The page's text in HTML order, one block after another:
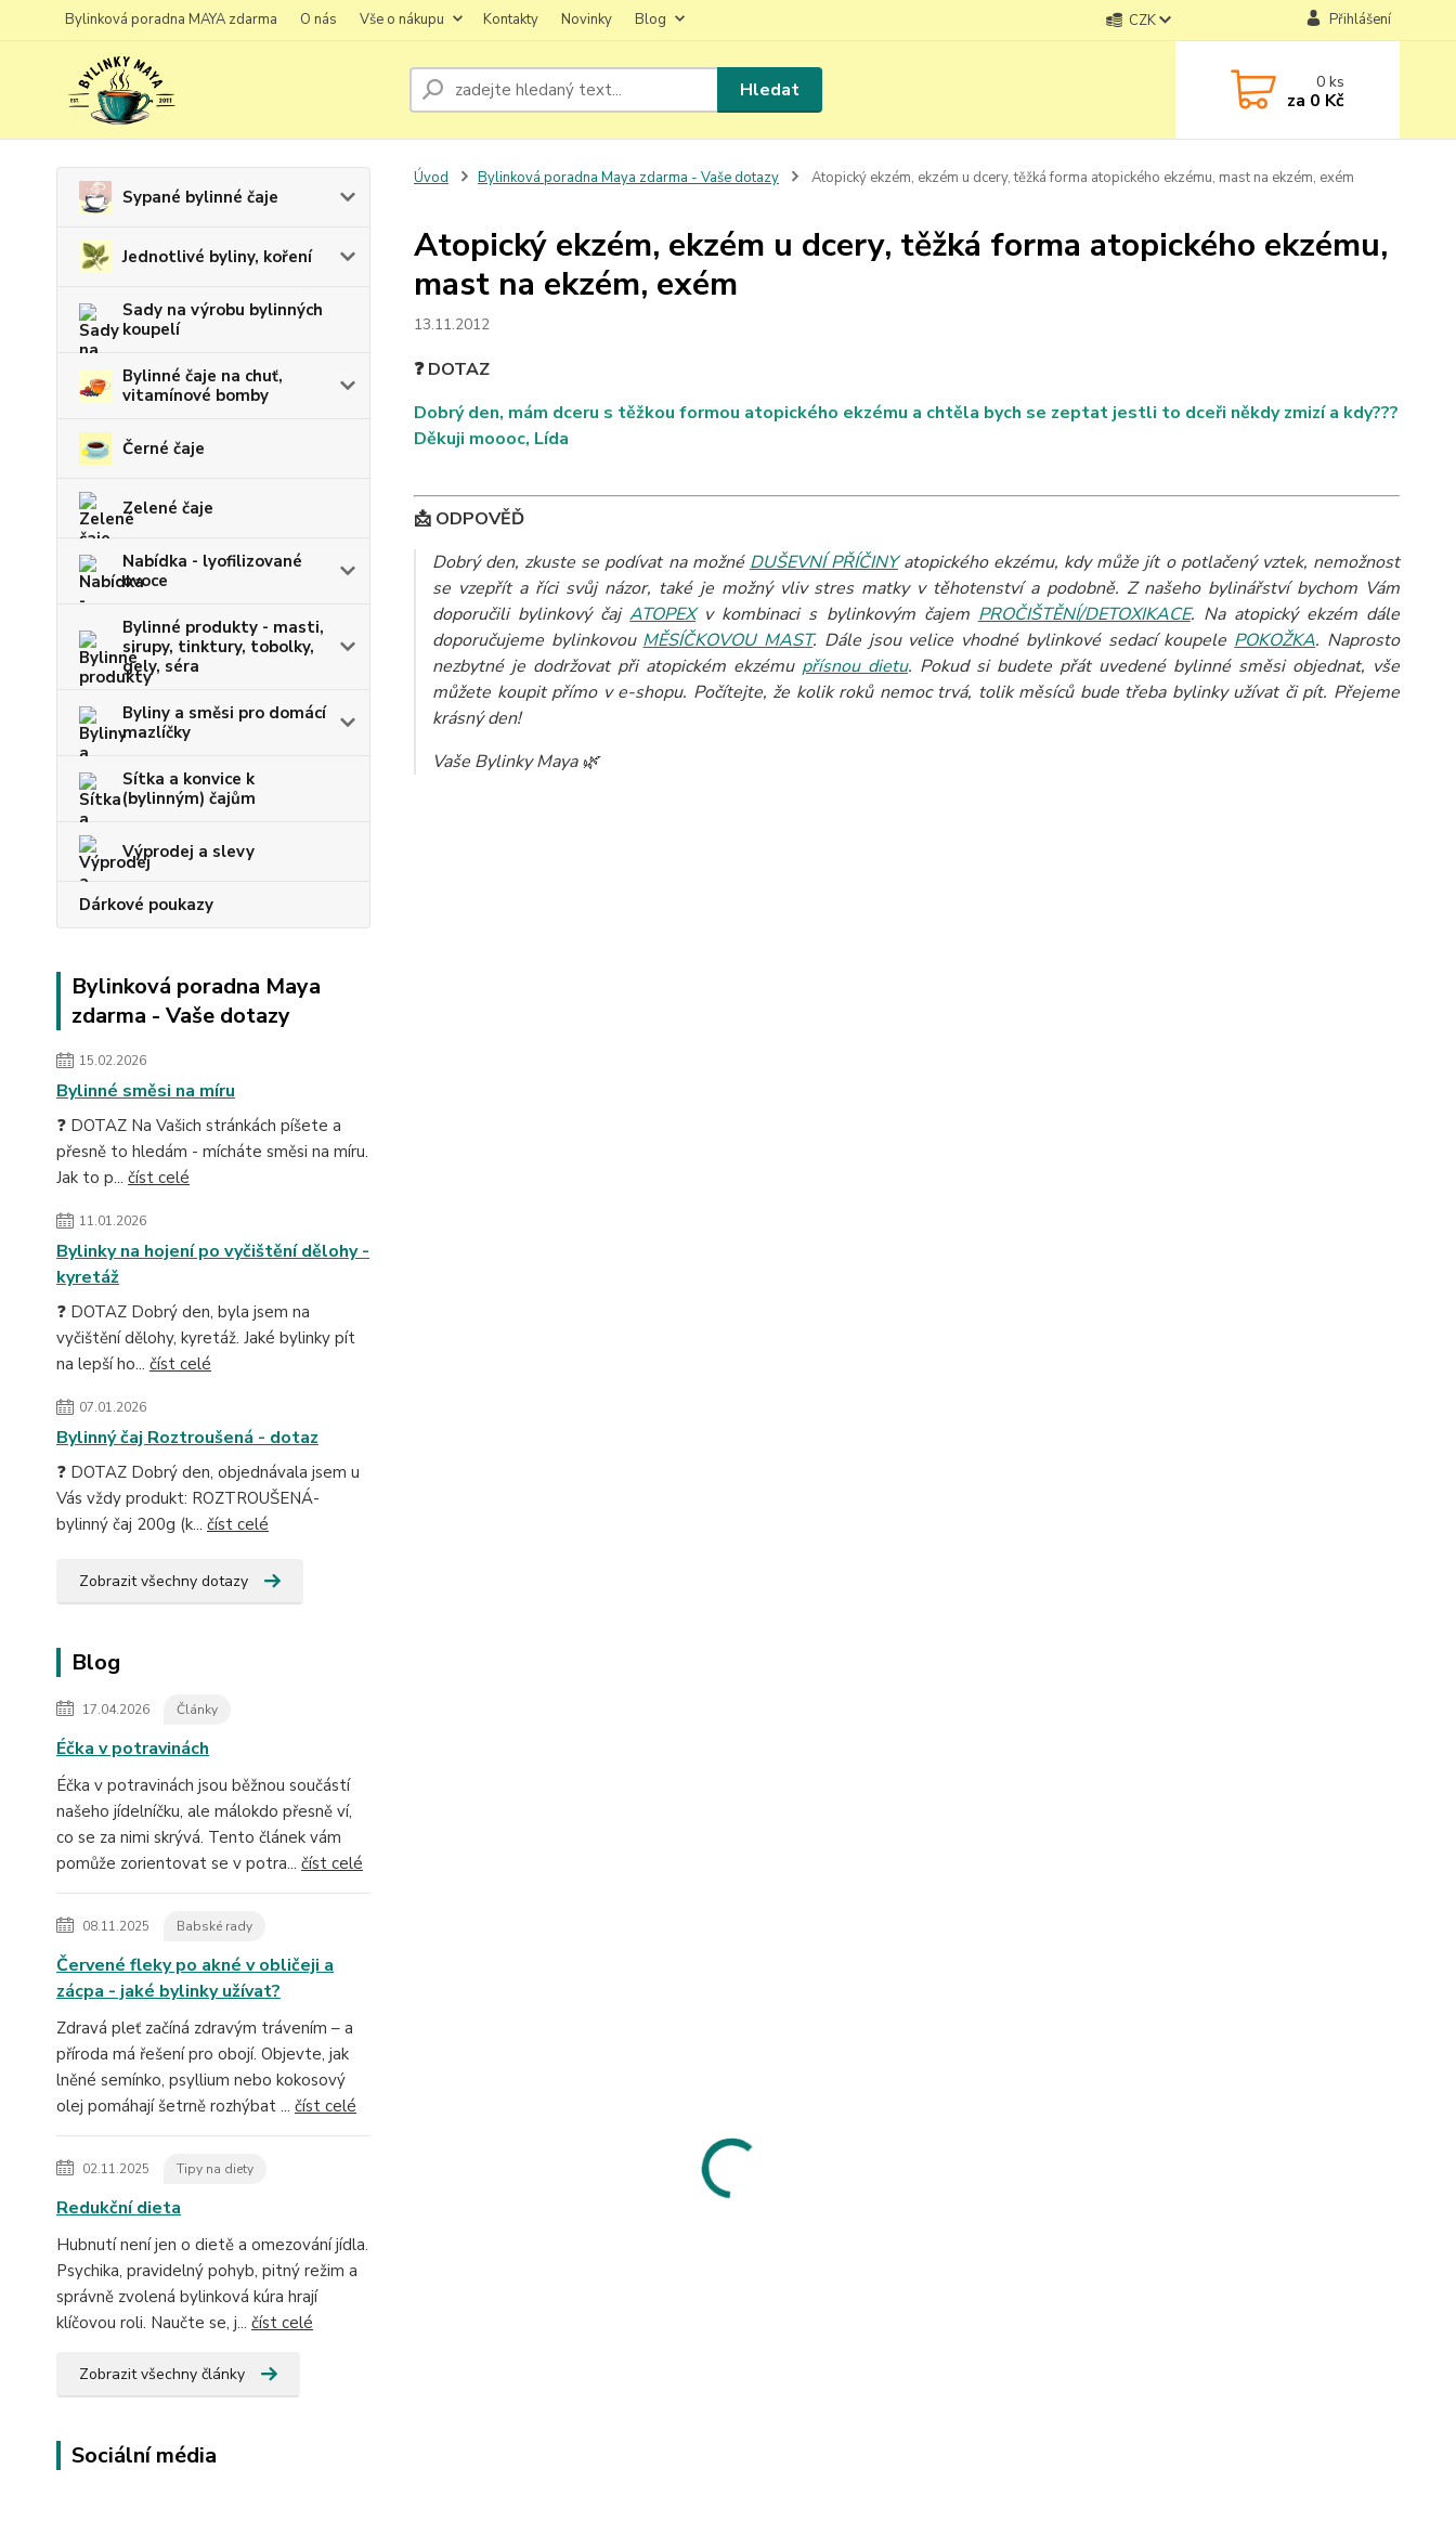
Bylinková poradna MAYA zdarma O nás Vše o nákupu Kontakty Novinky Blog CZK Přihlášení
Hledat 0ks
za 0 Kč
Sypané bylinné čaje
Jednotlivé byliny, koření
Sady na výrobu bylinných
koupelí
Bylinné čaje na chuť,
vitamínové bomby
Černé čaje
Zelené čaje
Nabídka - lyofilizované
ovoce
Bylinné produkty - masti,
sirupy, tinktury, tobolky,
gely, séra
Byliny a směsi pro domácí
mazlíčky
Sítka a konvice k
(bylinným) čajům
Výprodej a slevy
Dárkové poukazy
Bylinková poradna Maya
zdarma - Vaše dotazy
15.02.2026
Bylinné směsi na míru
❓ DOTAZ Na Vašich stránkách píšete a
přesně to hledám - mícháte směsi na míru.
Jak to p... číst celé
11.01.2026
Bylinky na hojení po vyčištění dělohy -
kyretáž
❓ DOTAZ Dobrý den, byla jsem na
vyčištění dělohy, kyretáž. Jaké bylinky pít
na lepší ho... číst celé
07.01.2026
Bylinný čaj Roztroušená - dotaz
❓ DOTAZ Dobrý den, objednávala jsem u
Vás vždy produkt: ROZTROUŠENÁ-
bylinný čaj 200g (k... číst celé
Zobrazit všechny dotazy
Blog
17.04.2026 Články
Éčka v potravinách
Éčka v potravinách jsou běžnou součástí
našeho jídelníčku, ale málokdo přesně ví,
co se za nimi skrývá. Tento článek vám
pomůže zorientovat se v potra... číst celé
08.11.2025 Babské rady
Červené fleky po akné v obličeji a
zácpa - jaké bylinky užívat?
Zdravá pleť začíná zdravým trávením – a
příroda má řešení pro obojí. Objevte, jak
lněné semínko, psyllium nebo kokosový
olej pomáhají šetrně rozhýbat ... číst celé
02.11.2025 Tipy na diety
Redukční dieta
Hubnutí není jen o dietě a omezování jídla.
Psychika, pravidelný pohyb, pitný režim a
správně zvolená bylinková kúra hrají
klíčovou roli. Naučte se, j... číst celé
Zobrazit všechny články
Sociální média
Úvod Bylinková poradna Maya zdarma - Vaše dotazy Atopický ekzém, ekzém u dcery, těžká forma atopického ekzému, mast na ekzém, exém
Atopický ekzém, ekzém u dcery, těžká forma atopického ekzému,
mast na ekzém, exém
13.11.2012
❓ DOTAZ
Dobrý den, mám dceru s těžkou formou atopického ekzému a chtěla bych se zeptat jestli to dceři někdy zmizí a kdy???
Děkuji moooc, Lída
📩 ODPOVĚĎ
Dobrý den, zkuste se podívat na možné DUŠEVNÍ PŘÍČINYatopického ekzému, kdy může jít o potlačený vztek, nemožnost
se vzepřít a říci svůj názor, také je možný vliv stres matky v těhotenství a podobně. Z našeho bylinářství bychom Vám
doporučili bylinkový čajATOPEXv kombinaci s bylinkovým čajem PROČIŠTĚNÍ/DETOXIKACE. Na atopický ekzém dále
doporučujeme bylinkovou MĚSÍČKOVOU MAST. Dále jsou velice vhodné bylinkové sedací koupele POKOŽKA. Naprosto
nezbytné je dodržovat při atopickém ekzému přísnou dietu. Pokud si budete přát uvedené bylinné směsi objednat, vše
můžete koupit přímo v e-shopu. Počítejte, že kolik roků nemoc trvá, tolik měsíců bude třeba bylinky užívat či pít. Přejeme
krásný den!
Vaše Bylinky Maya 🌿